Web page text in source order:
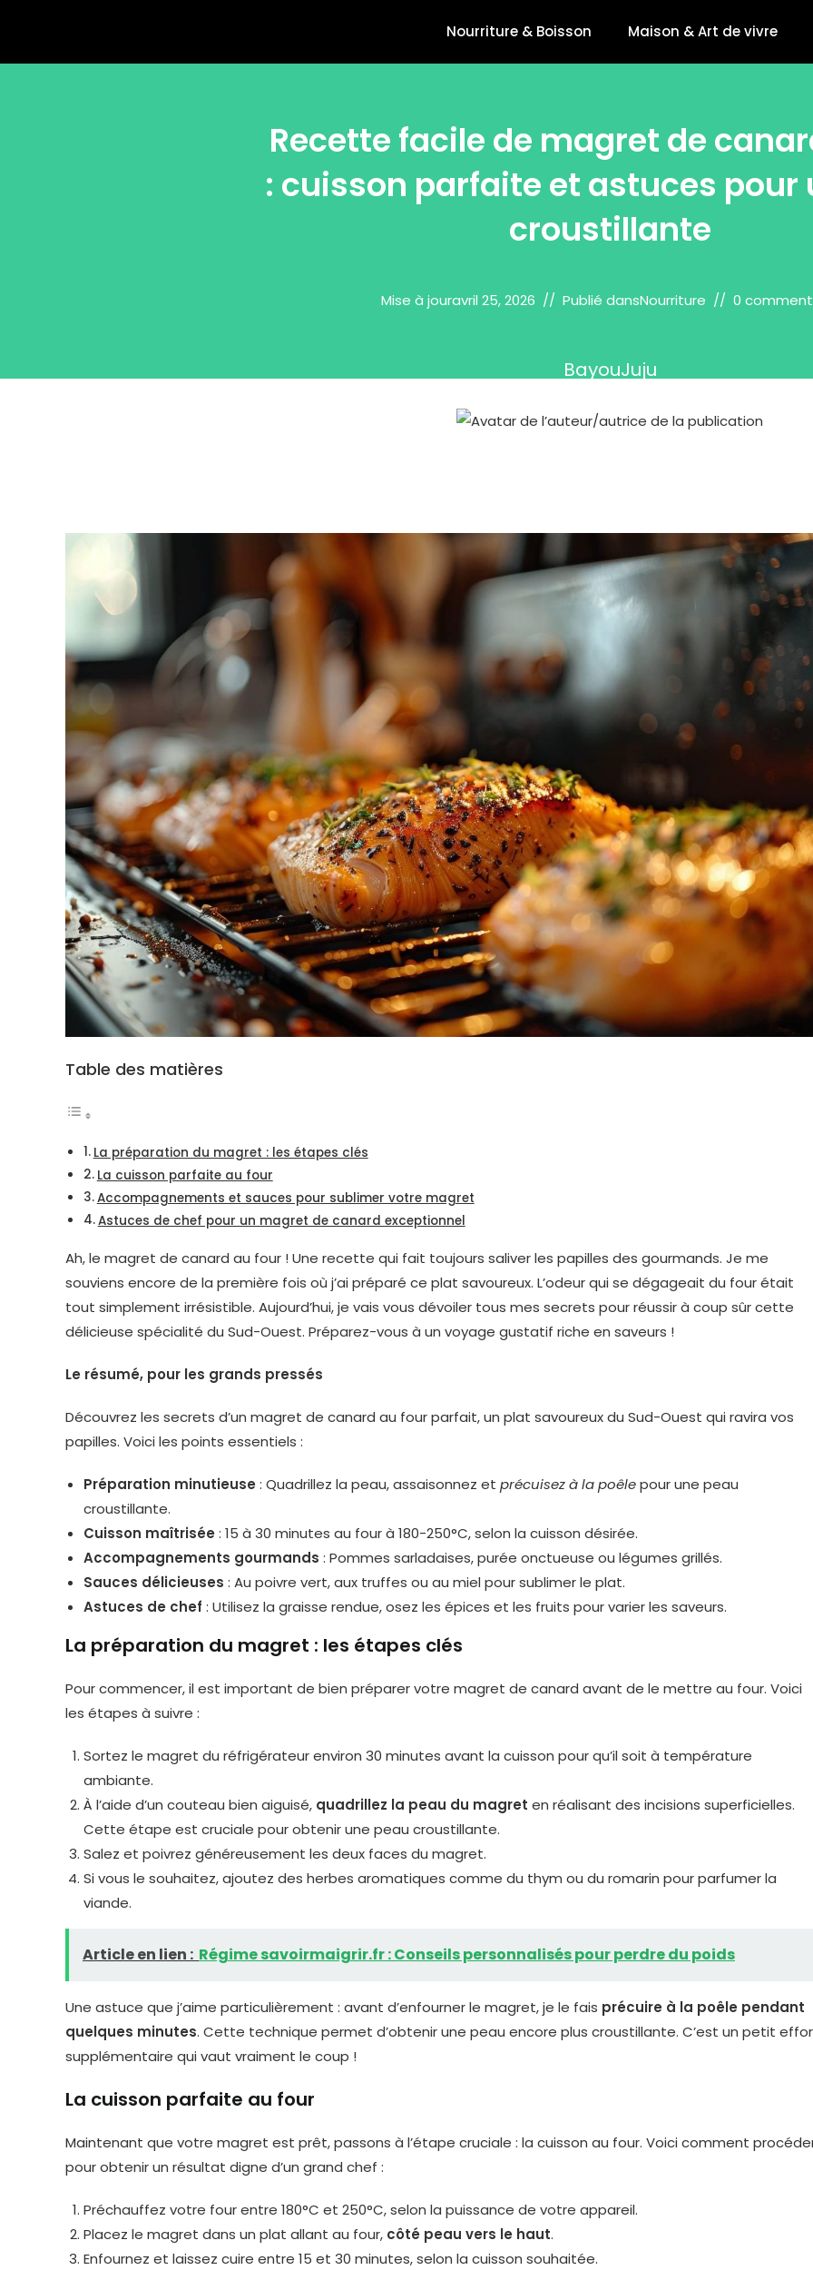
Nourriture & Boisson Maison & Art de vivre
Recette facile de magret de
: cuisson parfaite et astuces pour
croustillante
Mise à jouravril 25, 2026 Publié dansNourriture 0
BayouJuju
Table des matières
La préparation du magret : les étapes clés
La cuisson parfaite au four
Accompagnements et sauces pour sublimer votre magret
Astuces de chef pour un magret de canard exceptionnel
Ah, le magret de canard au four ! Une recette qui fait toujours saliver les papilles des gourmands. Je me
souviens encore de la première fois où j’ai préparé ce plat savoureux. L’odeur qui se dégageait du four était
tout simplement irrésistible. Aujourd’hui, je vais vous dévoiler tous mes secrets pour réussir à coup sûr cette
délicieuse spécialité du Sud-Ouest. Préparez-vous à un voyage gustatif riche en saveurs !
Le résumé, pour les grands pressés
Découvrez les secrets d’un magret de canard au four parfait, un plat savoureux du Sud-Ouest qui ravira vos
papilles. Voici les points essentiels :
Préparation minutieuse : Quadrillez la peau, assaisonnez et précuisez à la poêlepour une peau
croustillante.
Cuisson maîtrisée : 15 à 30 minutes au four à 180-250°C, selon la cuisson désirée.
Accompagnements gourmands : Pommes sarladaises, purée onctueuse ou légumes grillés.
Sauces délicieuses : Au poivre vert, aux truffes ou au miel pour sublimer le plat.
Astuces de chef : Utilisez la graisse rendue, osez les épices et les fruits pour varier les saveurs.
La préparation du magret : les étapes clés
Pour commencer, il est important de bien préparer votre magret de canard avant de le mettre au four. Voici
les étapes à suivre :
Sortez le magret du réfrigérateur environ 30 minutes avant la cuisson pour qu’il soit à température
ambiante.
À l’aide d’un couteau bien aiguisé, quadrillez la peau du magret en réalisant des incisions superficielles.
Cette étape est cruciale pour obtenir une peau croustillante.
Salez et poivrez généreusement les deux faces du magret.
Si vous le souhaitez, ajoutez des herbes aromatiques comme du thym ou du romarin pour parfumer la
viande.
Article en lien : Régime savoirmaigrir.fr : Conseils personnalisés pour perdre du poids
Une astuce que j’aime particulièrement : avant d’enfourner le magret, je le fais précuire à la poêle pendant
quelques minutes. Cette technique permet d’obtenir une peau encore plus croustillante. C’est un petit
supplémentaire qui vaut vraiment le coup !
La cuisson parfaite au four
Maintenant que votre magret est prêt, passons à l’étape cruciale : la cuisson au four. Voici comment
pour obtenir un résultat digne d’un grand chef :
Préchauffez votre four entre 180°C et 250°C, selon la puissance de votre appareil.
Placez le magret dans un plat allant au four, côté peau vers le haut.
Enfournez et laissez cuire entre 15 et 30 minutes, selon la cuisson souhaitée.